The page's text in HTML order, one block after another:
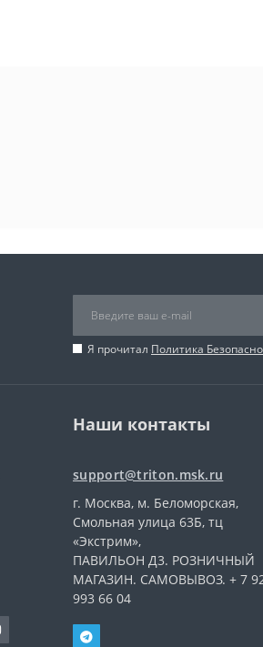
Я прочитал Политика
Наши контакты
support@triton.msk.ru
г. Москва, м. Беломорская,
Смольная улица 63Б, тц
«Экстрим»,
ПАВИЛЬОН Д3. РОЗНИЧНЫЙ
МАГАЗИН. САМОВЫВОЗ. + 7
993 66 04